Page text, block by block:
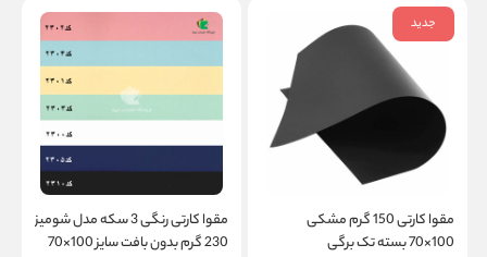
جدید
مقوا کارتی 150 گرم مشکی
100×70 بسته تک برگی
مقوا کارتی رنگی 3 سکه مدل شومیز
230 گرم بدون بافت سایز 100×70